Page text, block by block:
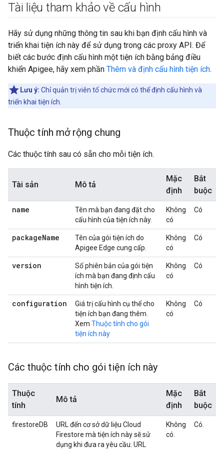
Tài liệu tham khảo về cấu hình
Hãy sử dụng những thông tin sau khi bạn định cấu hình và
triển khai tiện ích này để sử dụng trong các proxy API. Để
biết các bước định cấu hình một tiện ích bằng bảng điều
khiển Apigee, hãy xem phần Thêm và định cấu hình tiện ích.
Lưu ý: Chỉ quản trị viên tổ chức mới có thể định cấu hình và
triển khai tiện ích.
Thuộc tính mở rộng chung
Các thuộc tính sau có sẵn cho mỗi tiện ích.
Tài sản Mô tả
Mặc
định
Bắt
buộc
name
Tên mà bạn đang đặt cho
cấu hình của tiện ích này.
Không
có
Có
packageName
Tên của gói tiện ích do
Apigee Edge cung cấp.
Không
có
Có
version
Số phiên bản của gói tiện
ích mà bạn đang định cấu
hình tiện ích.
Không
có
Có
configuration
Giá trị cấu hình cụ thể cho
tiện ích bạn đang thêm.
Xem Thuộc tính cho gói
tiện ích này
Không
có
Có
Các thuộc tính cho gói tiện ích này
Thuộc
tính
Mô tả
Mặc
định
Bắt
buộc
firestoreDB
URL đến cơ sở dữ liệu Cloud
Firestore mà tiện ích này sẽ sử
dụng khi đưa ra yêu cầu. URL
Không
có.
Có.